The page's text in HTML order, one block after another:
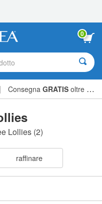
0
| Consegna GRATIS oltre CHF 56.00 »
Lollies(2)
raffinare